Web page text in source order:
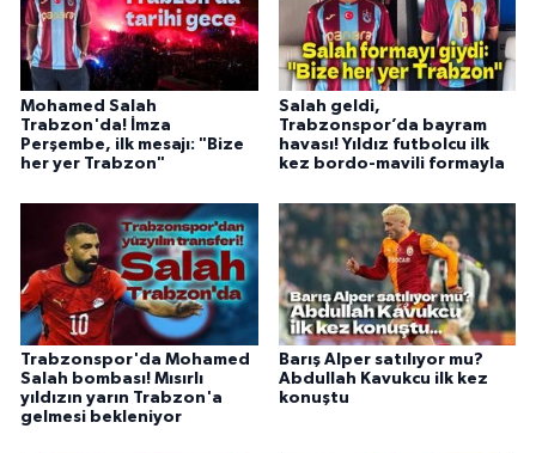
Mohamed Salah
Trabzon'da! İmza
Perşembe, ilk mesajı: "Bize
her yer Trabzon"
Salah geldi,
Trabzonspor’da bayram
havası! Yıldız futbolcu ilk
kez bordo-mavili formayla
Trabzonspor'da Mohamed
Salah bombası! Mısırlı
yıldızın yarın Trabzon'a
gelmesi bekleniyor
Barış Alper satılıyor mu?
Abdullah Kavukcu ilk kez
konuştu